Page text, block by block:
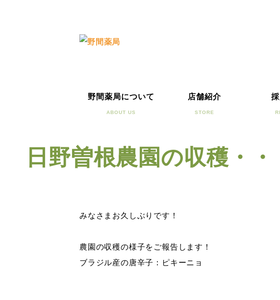
野間薬局について
ABOUT US
店舗紹介
STORE
日野曽根農園の収穫・
みなさまお久しぶりです！
農園の収穫の様子をご報告します！
ブラジル産の唐辛子：ピキーニョ